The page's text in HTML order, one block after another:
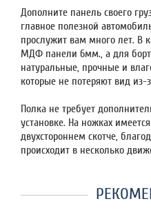
Дополните панель своего
главное полезной
прослужит вам много лет. В
МДФ панели 6мм., а для
натуральные, прочные и
которые не потеряют вид
Полка не требует
установке. На ножках
двухстороннем скотче,
происходит в несколько